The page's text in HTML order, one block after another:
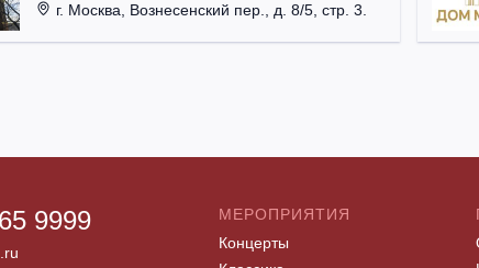
г. Москва, Вознесенский пер., д. 8/5, стр. 3.
9999
МЕРОПРИЯТИЯ
Концерты